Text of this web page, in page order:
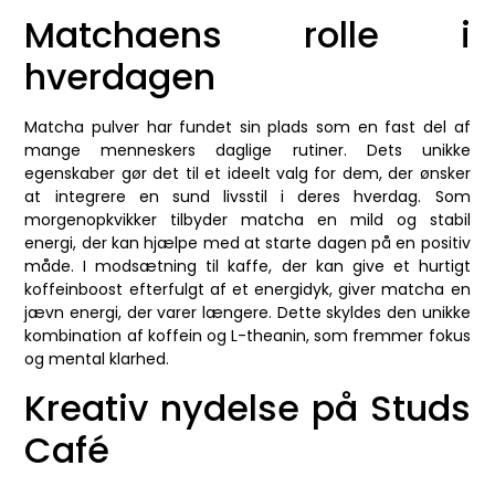
Matchaens rolle i
hverdagen
Matcha pulver har fundet sin plads som en fast del af
mange menneskers daglige rutiner. Dets unikke
egenskaber gør det til et ideelt valg for dem, der ønsker
at integrere en sund livsstil i deres hverdag. Som
morgenopkvikker tilbyder matcha en mild og stabil
energi, der kan hjælpe med at starte dagen på en positiv
måde. I modsætning til kaffe, der kan give et hurtigt
koffeinboost efterfulgt af et energidyk, giver matcha en
jævn energi, der varer længere. Dette skyldes den unikke
kombination af koffein og L-theanin, som fremmer fokus
og mental klarhed.
Kreativ nydelse på Studs
Café